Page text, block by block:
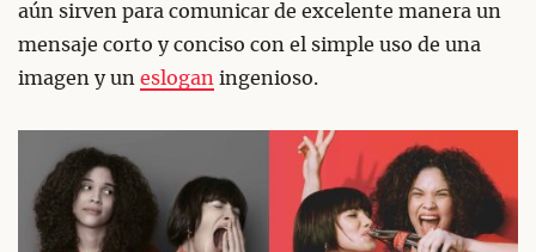
aún sirven para comunicar de excelente manera un
mensaje corto y conciso con el simple uso de una
imagen y un eslogan ingenioso.